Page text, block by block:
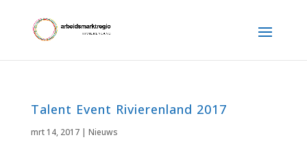
Talent Event Rivierenland 2017
mrt 14, 2017| Nieuws